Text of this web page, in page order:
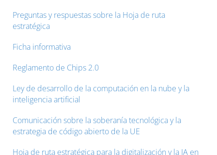
Preguntas y respuestas sobre la Hoja de ruta
estratégica
Ficha informativa
Reglamento de Chips 2.0
Ley de desarrollo de la computación en la nube y la
inteligencia artificial
Comunicación sobre la soberanía tecnológica y la
estrategia de código abierto de la UE
Hoja de ruta estratégica para la digitalización y la IA en